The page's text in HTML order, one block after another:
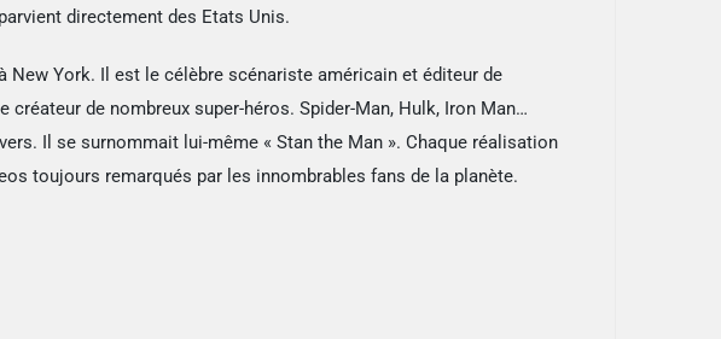
directement des Etats Unis.
New York. Il est le célèbre scénariste américain et éditeur de
de nombreux super-héros. Spider-Man, Hulk, Iron Man…
Il se surnommait lui-même « Stan the Man ». Chaque réalisation
toujours remarqués par les innombrables fans de la planète.